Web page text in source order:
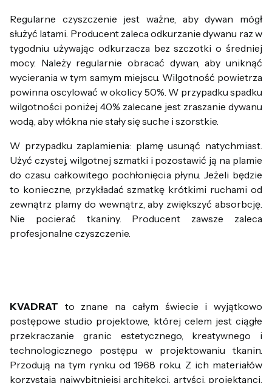
Regularne czyszczenie jest ważne, aby dywan mógł
służyć latami. Producent zaleca odkurzanie dywanu raz w
tygodniu używając odkurzacza bez szczotki o średniej
mocy. Należy regularnie obracać dywan, aby uniknąć
wycierania w tym samym miejscu. Wilgotność powietrza
powinna oscylować w okolicy 50%. W przypadku spadku
wilgotności poniżej 40% zalecane jest zraszanie dywanu
wodą, aby włókna nie stały się suche i szorstkie.
W przypadku zaplamienia: plamę usunąć natychmiast.
Użyć czystej, wilgotnej szmatki i pozostawić ją na plamie
do czasu całkowitego pochłonięcia płynu. Jeżeli będzie
to konieczne, przykładać szmatkę krótkimi ruchami od
zewnątrz plamy do wewnątrz, aby zwiększyć absorbcję.
Nie pocierać tkaniny. Producent zawsze zaleca
profesjonalne czyszczenie.
KVADRAT to znane na całym świecie i wyjątkowo
postępowe studio projektowe, której celem jest ciągłe
przekraczanie granic estetycznego, kreatywnego i
technologicznego postępu w projektowaniu tkanin.
Przodują na tym rynku od 1968 roku. Z ich materiałów
korzystają najwybitniejsi architekci, artyści, projektanci,